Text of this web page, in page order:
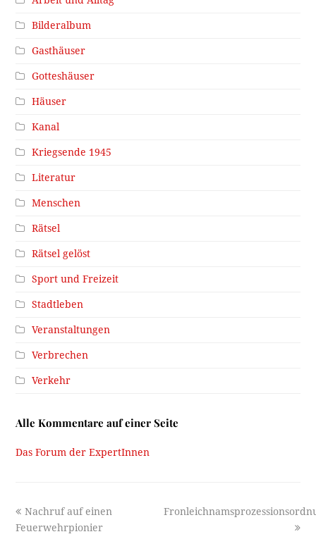
Bilderalbum
Gasthäuser
Gotteshäuser
Häuser
Kanal
Kriegsende 1945
Literatur
Menschen
Rätsel
Rätsel gelöst
Sport und Freizeit
Stadtleben
Veranstaltungen
Verbrechen
Verkehr
Alle Kommentare auf einer Seite
Das Forum der ExpertInnen
previous
post:
Nachruf auf einen
Feuerwehrpionier
next